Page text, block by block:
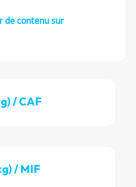
de contenu sur
/ CAF
/ MIF